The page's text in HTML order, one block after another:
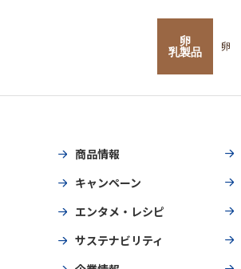
卵
乳製品
卵
商品情報
キャンペーン
エンタメ・レシピ
サステナビリティ